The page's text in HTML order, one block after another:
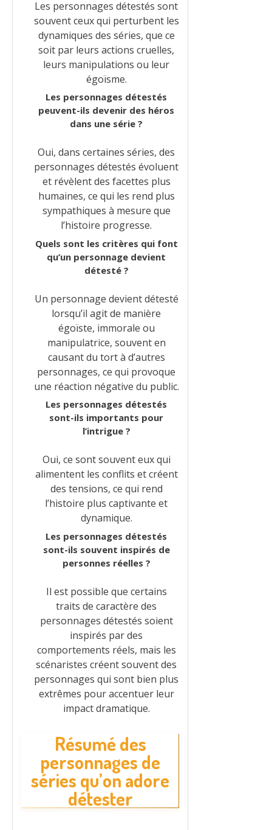
Les personnages détestés sont
souvent ceux qui perturbent les
dynamiques des séries, que ce
soit par leurs actions cruelles,
leurs manipulations ou leur
égoïsme.
Les personnages détestés
peuvent-ils devenir des héros
dans une série ?
Oui, dans certaines séries, des
personnages détestés évoluent
et révèlent des facettes plus
humaines, ce qui les rend plus
sympathiques à mesure que
l’histoire progresse.
Quels sont les critères qui font
qu’un personnage devient
détesté ?
Un personnage devient détesté
lorsqu’il agit de manière
égoïste, immorale ou
manipulatrice, souvent en
causant du tort à d’autres
personnages, ce qui provoque
une réaction négative du public.
Les personnages détestés
sont-ils importants pour
l’intrigue ?
Oui, ce sont souvent eux qui
alimentent les conflits et créent
des tensions, ce qui rend
l’histoire plus captivante et
dynamique.
Les personnages détestés
sont-ils souvent inspirés de
personnes réelles ?
Il est possible que certains
traits de caractère des
personnages détestés soient
inspirés par des
comportements réels, mais les
scénaristes créent souvent des
personnages qui sont bien plus
extrêmes pour accentuer leur
impact dramatique.
Résumé des
personnages de
séries qu’on adore
détester